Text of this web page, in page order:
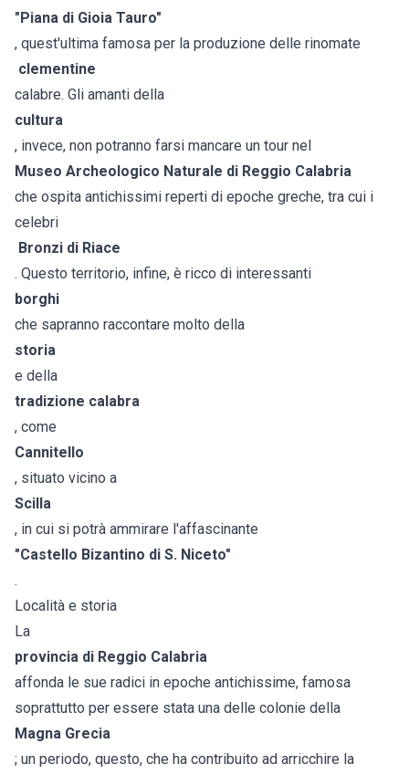
"Piana di Gioia Tauro"
, quest'ultima famosa per la produzione delle rinomate
clementine
calabre. Gli amanti della
cultura
, invece, non potranno farsi mancare un tour nel
Museo Archeologico Naturale di Reggio Calabria
che ospita antichissimi reperti di epoche greche, tra cui i
celebri
Bronzi di Riace
. Questo territorio, infine, è ricco di interessanti
borghi
che sapranno raccontare molto della
storia
e della
tradizione calabra
, come
Cannitello
, situato vicino a
Scilla
, in cui si potrà ammirare l'affascinante
"Castello Bizantino di S. Niceto"
.
Località e storia
La
provincia di Reggio Calabria
affonda le sue radici in epoche antichissime, famosa
soprattutto per essere stata una delle colonie della
Magna Grecia
; un periodo, questo, che ha contribuito ad arricchire la